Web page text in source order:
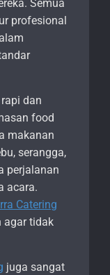
Semua
profesional
dan
food
makanan
serangga,
perjalanan
acara.
Catering
agar tidak
juga sangat